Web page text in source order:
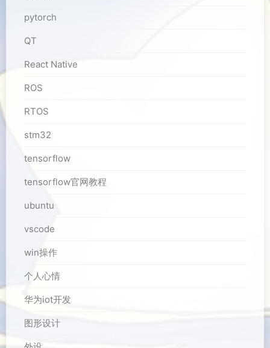
pytorch
QT
React Native
ROS
RTOS
stm32
tensorflow
tensorflow官网教程
ubuntu
vscode
win操作
个人心情
华为iot开发
图形设计